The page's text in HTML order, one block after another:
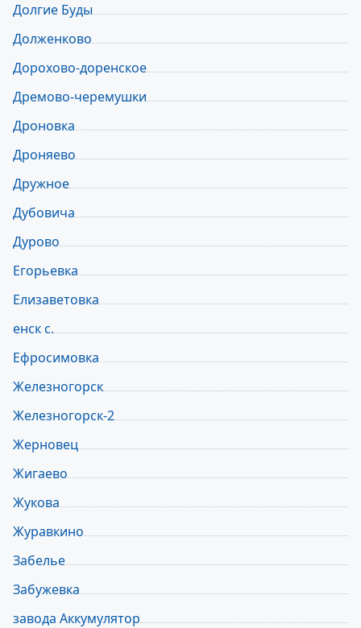
Долгие Буды
Долженково
Дорохово-доренское
Дремово-черемушки
Дроновка
Дроняево
Дружное
Дубовича
Дурово
Егорьевка
Елизаветовка
енск с.
Ефросимовка
Железногорск
Железногорск-2
Жерновец
Жигаево
Жукова
Журавкино
Забелье
Забужевка
завода Аккумулятор